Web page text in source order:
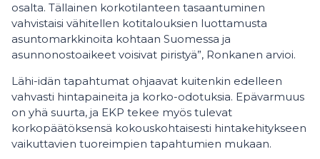
osalta. Tällainen korkotilanteen tasaantuminen
vahvistaisi vähitellen kotitalouksien luottamusta
asuntomarkkinoita kohtaan Suomessa ja
asunnonostoaikeet voisivat piristyä”, Ronkanen arvioi.
Lähi-idän tapahtumat ohjaavat kuitenkin edelleen
vahvasti hintapaineita ja korko-odotuksia. Epävarmuus
on yhä suurta, ja EKP tekee myös tulevat
korkopäätöksensä kokouskohtaisesti hintakehitykseen
vaikuttavien tuoreimpien tapahtumien mukaan.